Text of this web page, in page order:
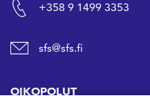
+358 9 1499 3353
sfs@sfs.fi
OIKOPOLUT